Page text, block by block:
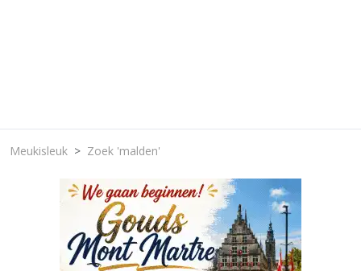
Meukisleuk Zoek 'malden'